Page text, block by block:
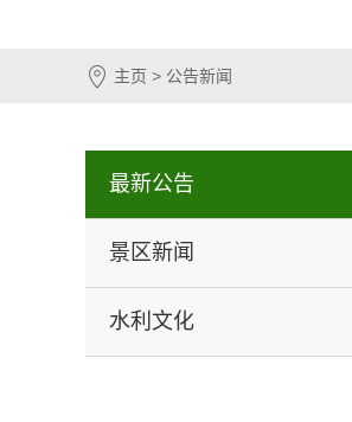
主页 > 公告新闻
最新公告
景区新闻
水利文化